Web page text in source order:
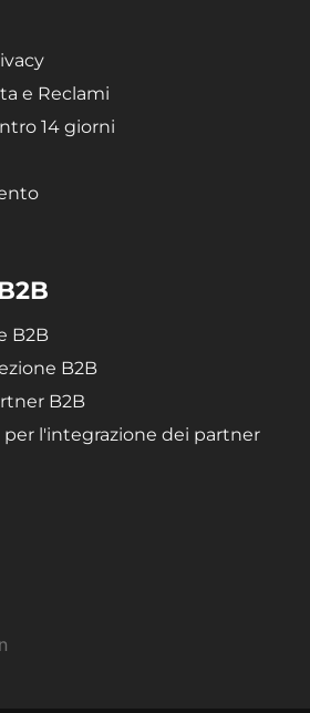
e Reclami
14 giorni
B2B
B2B
B2B
l'integrazione dei partner